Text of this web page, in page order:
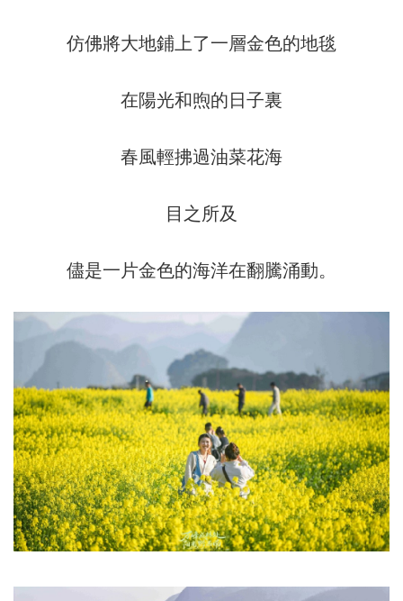
仿佛將大地鋪上了一層金色的地毯
在陽光和煦的日子裏
春風輕拂過油菜花海
目之所及
儘是一片金色的海洋在翻騰涌動。